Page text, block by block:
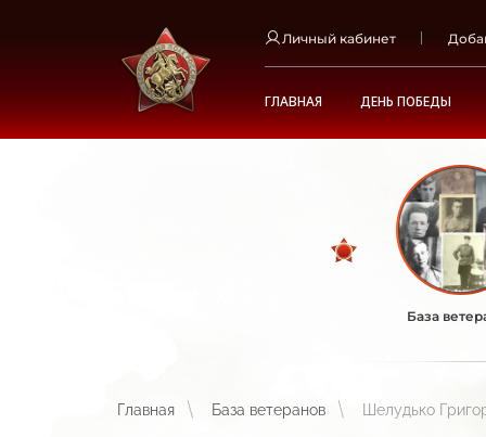
Личный кабинет
ГЛАВНАЯ ДЕНЬ ПОБЕДЫ
База
Главная База ветеранов Шелудько